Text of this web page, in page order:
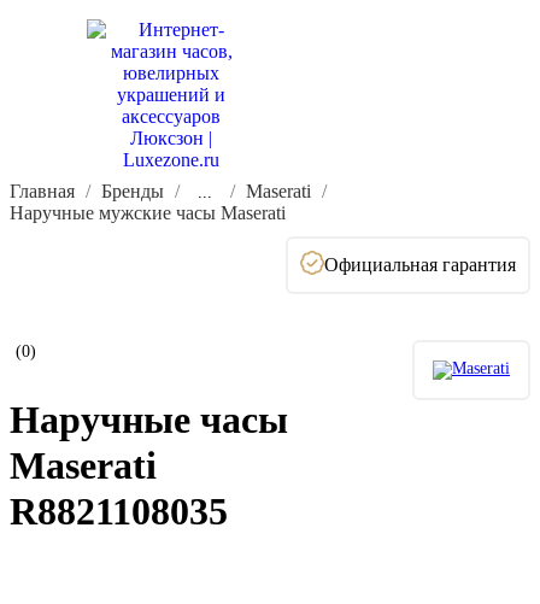
Главная Бренды ...
Maserati
Наручные мужские часы Maserati
Официальная гарантия
(0)
Наручные часы
Maserati
R8821108035